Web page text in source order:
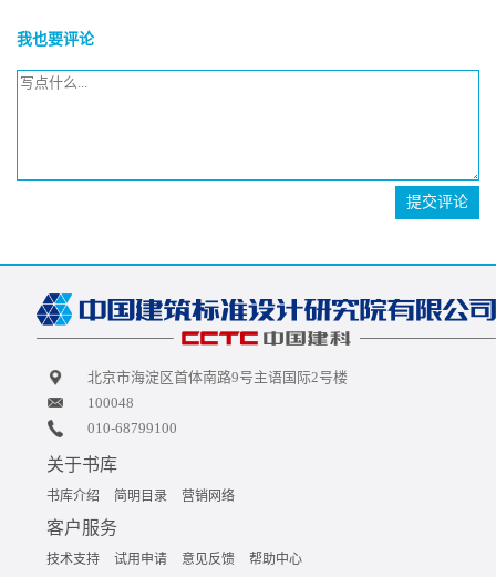
我也要评论
提交评论
北京市海淀区首体南路9号主语国际2号楼
100048
010-68799100
关于书库
书库介绍 简明目录 营销网络
客户服务
技术支持 试用申请 意见反馈 帮助中心